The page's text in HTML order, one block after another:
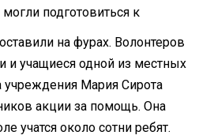
подготовиться к
на фурах. Волонтеров
и учащиеся одной из местных
учреждения Мария Сирота
акции за помощь. Она
учатся около сотни ребят.